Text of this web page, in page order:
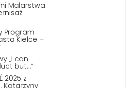
Malarstwa
Program
Kielce –
„I can
but…”
2025 z
Katarzyny